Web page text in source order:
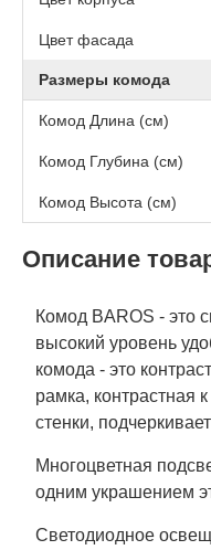
Цвет фасада
Размеры комода
Комод Длина (см)
Комод Глубина (см)
Комод Высота (см)
Описание
Комод BAROS - это
высокий уровень
комода - это
рамка, контрастная
стенки,
Многоцветная
одним украшением
Светодиодное